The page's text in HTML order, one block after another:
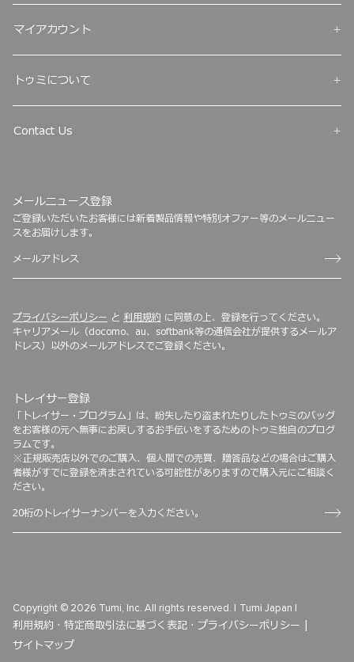
マイアカウント
トゥミについて
Contact Us
メールニュース登録
ご登録いただいたお客様には新着製品情報や特別オファー等のメールニュー
スをお届けします。
プライバシーポリシー と 利用規約 に同意の上、登録を行ってください。
キャリアメール（docomo、au、softbank等の通信会社が提供するメールア
ドレス）以外のメールアドレスでご登録ください。
トレイサー登録
「トレイサー・プログラム」は、紛失したり盗まれたりしたトゥミのバッグ
をお客様の元へ無事にお戻しするお手伝いをするためのトゥミ独自のプログ
ラムです。
※正規販売店以外でのご購入、個人間での売買、贈答品などの場合はご購入
者様がすでに登録を済まされている可能性がありますので購入元にご相談く
ださい。
Copyright © 2026 Tumi, Inc. All rights reserved. | Tumi Japan |
利用規約 · 特定商取引法に基づく表記 · プライバシーポリシー |
サイトマップ